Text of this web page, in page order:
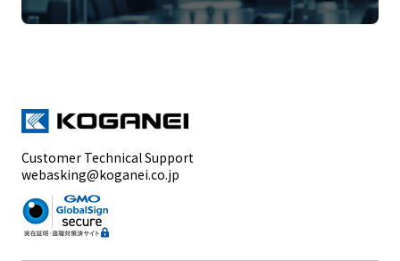
Customer Technical Support
webasking@koganei.co.jp